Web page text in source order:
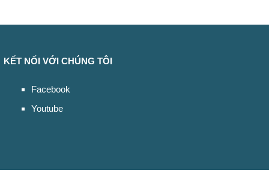
KẾT NỐI VỚI CHÚNG TÔI
Facebook
Youtube